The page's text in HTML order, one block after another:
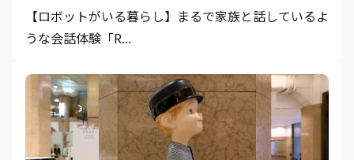
【ロボットがいる暮らし】まるで家族と話しているよ
うな会話体験「R...